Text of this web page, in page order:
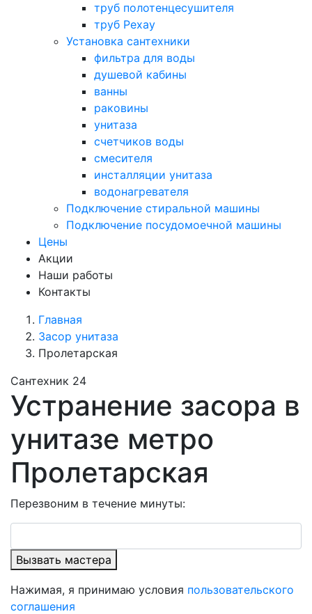
труб полотенцесушителя
труб Рехау
Установка сантехники
фильтра для воды
душевой кабины
ванны
раковины
унитаза
счетчиков воды
смесителя
инсталляции унитаза
водонагревателя
Подключение стиральной машины
Подключение посудомоечной машины
Цены
Акции
Наши работы
Контакты
Главная
Засор унитаза
Пролетарская
Сантехник 24
Устранение засора в
унитазе метро
Пролетарская
Перезвоним в течение минуты:
Вызвать мастера
Нажимая, я принимаю условия пользовательского
соглашения